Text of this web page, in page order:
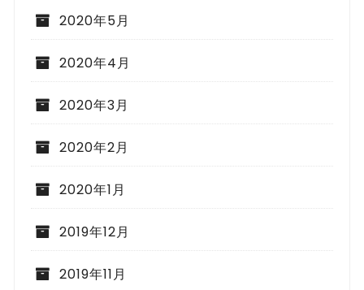
2020年5月
2020年4月
2020年3月
2020年2月
2020年1月
2019年12月
2019年11月